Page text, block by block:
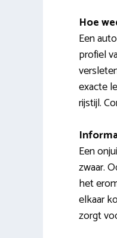
Hoe
Een
profiel
exacte
rijstijl.
Een
zwaar.
het
elkaar
zorgt